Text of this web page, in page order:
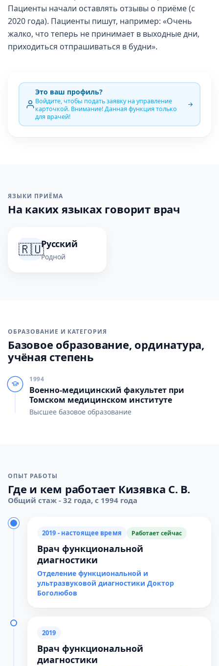
Пациенты начали оставлять отзывы о приёме (с
2020 года). Пациенты пишут, например: «Очень
жалко, что теперь не принимает в выходные дни,
приходиться отпрашиваться в будни».
Это ваш профиль?
Войдите, чтобы подать заявку на управление
карточкой. Внимание! Данная функция только
для врачей!
ЯЗЫКИ ПРИЁМА
На каких языках говорит врач
🇷🇺Русский
Родной
ОБРАЗОВАНИЕ И КАТЕГОРИЯ
Базовое образование, ординатура,
учёная степень
1994
Военно-медицинский факультет при
Томском медицинском институте
Высшее базовое образование
ОПЫТ РАБОТЫ
Где и кем работает Кизявка С. В.
Общий стаж - 32 года, с 1994 года
2019 - настоящее время Работает сейчас
Врач функциональной
диагностики
Отделение функциональной и
ультразвуковой диагностики Доктор
Боголюбов
2019
Врач функциональной
диагностики